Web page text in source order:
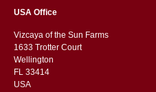
USA Office
Vizcaya of the Sun Farms
1633 Trotter Court
Wellington
FL 33414
USA